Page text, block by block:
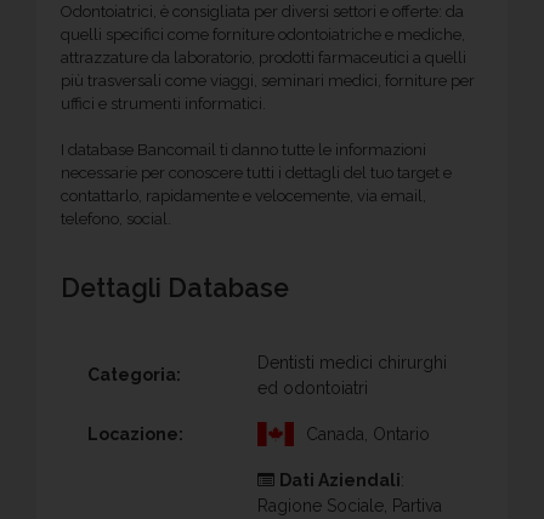
Odontoiatrici, è consigliata per diversi settori e offerte: da
quelli specifici come forniture odontoiatriche e mediche,
attrazzature da laboratorio, prodotti farmaceutici a quelli
più trasversali come viaggi, seminari medici, forniture per
uffici e strumenti informatici.
I database Bancomail ti danno tutte le informazioni
necessarie per conoscere tutti i dettagli del tuo target e
contattarlo, rapidamente e velocemente, via email,
telefono, social.
Dettagli Database
Categoria:
Dentisti medici chirurghi
ed odontoiatri
Locazione: Canada, Ontario
Dati Aziendali:
Ragione Sociale, Partiva